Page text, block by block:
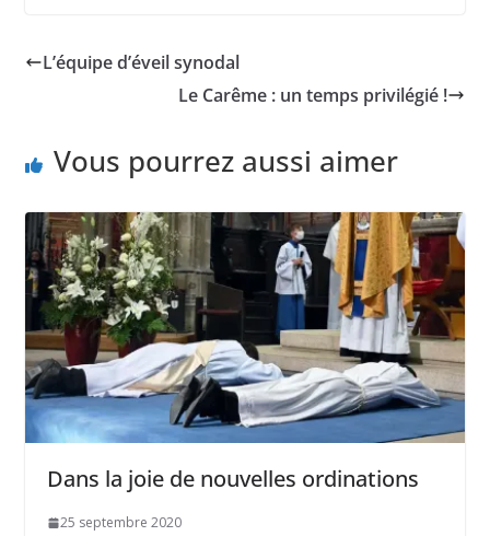
L’équipe d’éveil synodal
Le Carême : un temps privilégié !
Vous pourrez aussi aimer
Dans la joie de nouvelles ordinations
25 septembre 2020